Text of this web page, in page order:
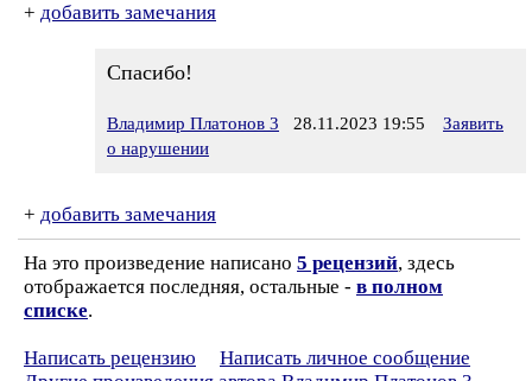
+ добавить замечания
Спасибо!
Владимир Платонов 3 28.11.2023 19:55
Заявить
о нарушении
+ добавить замечания
На это произведение написано 5 рецензий, здесь
отображается последняя, остальные - в полном
списке.
Написать рецензию
Написать личное сообщение